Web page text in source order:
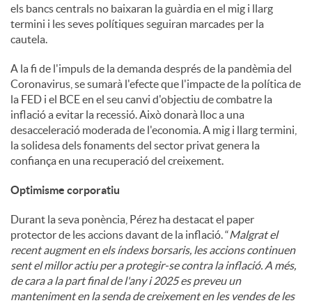
els bancs centrals no baixaran la guàrdia en el mig i llarg
termini i les seves polítiques seguiran marcades per la
cautela.
A la fi de l'impuls de la demanda després de la pandèmia del
Coronavirus, se sumarà l'efecte que l'impacte de la política de
la FED i el BCE en el seu canvi d'objectiu de combatre la
inflació a evitar la recessió. Això donarà lloc a una
desacceleració moderada de l'economia. A mig i llarg termini,
la solidesa dels fonaments del sector privat genera la
confiança en una recuperació del creixement.
Optimisme corporatiu
Durant la seva ponència, Pérez ha destacat el paper
protector de les accions davant de la inflació. “Malgrat el
recent augment en els índexs borsaris, les accions continuen
sent el millor actiu per a protegir-se contra la inflació. A més,
de cara a la part final de l'any i 2025 es preveu un
manteniment en la senda de creixement en les vendes de les